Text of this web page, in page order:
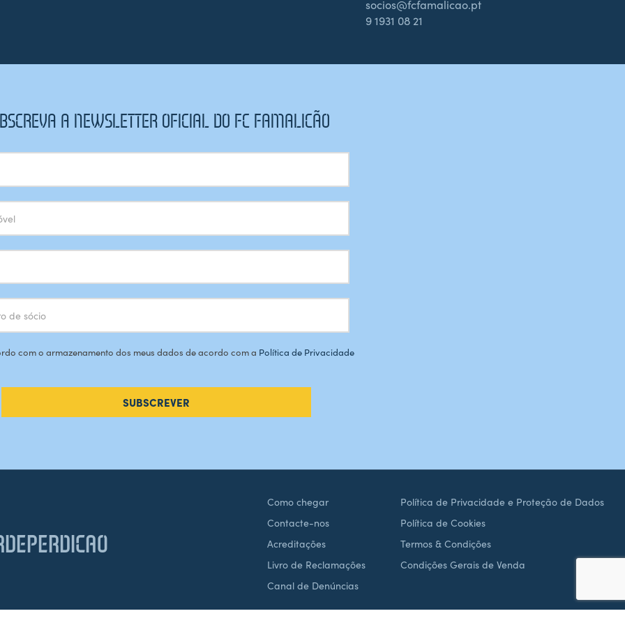
socios@fcfamalicao.pt
9 1931 08 21
A NEWSLETTER OFICIAL DO FC FAMALICÃO
com o armazenamento dos meus dados de acordo com a Política de Privacidade
SUBSCREVER
Como chegar
Contacte-nos
Acreditações
Livro de Reclamações
Canal de Denúncias
Política de Privacidade e Proteção de Dados
Política de Cookies
Termos & Condições
Condições Gerais de Venda